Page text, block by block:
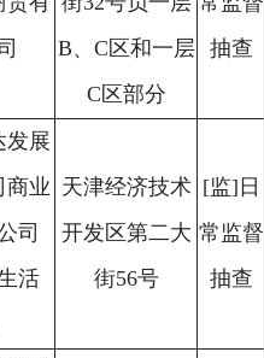
B、C区和一层
C区部分
抽查
发展
商业
司
活
天津经济技术
开发区第二大
街56号
[监]日
常监督
抽查